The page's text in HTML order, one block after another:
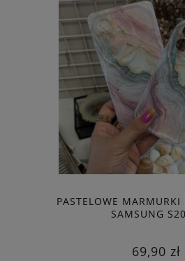
PASTELOWE MARMURKI
SAMSUNG
69,90 zł